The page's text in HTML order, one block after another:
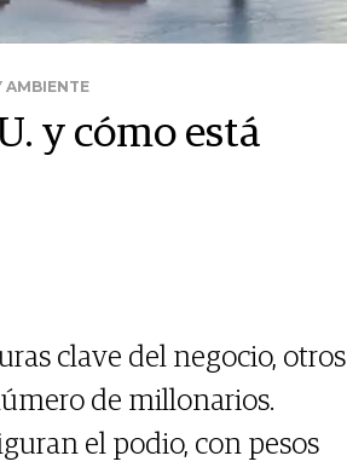
AMBIENTE
y cómo está
clave del negocio, otros
de millonarios.
el podio, con pesos